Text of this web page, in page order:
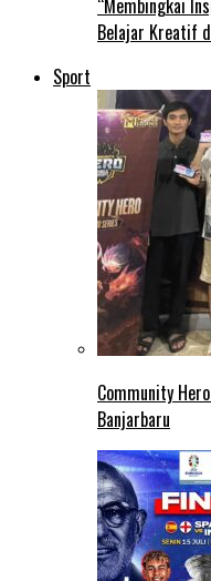
“Membingkai
Belajar Kreatif
Sport
Community
Banjarbaru